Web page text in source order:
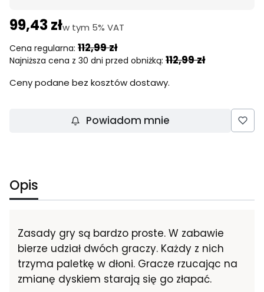
99,43 złw tym 5% VAT
w tym 5% VAT
Cena regularna: 112,99 zł
Najniższa cena z 30 dni przed obniżką: 112,99 zł
Ceny podane bez kosztów dostawy.
Powiadom mnie
Opis
Zasady gry są bardzo proste. W zabawie
bierze udział dwóch graczy. Każdy z nich
trzyma paletkę w dłoni. Gracze rzucając na
zmianę dyskiem starają się go złapać.